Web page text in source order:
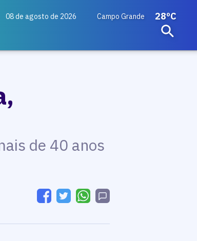
08 de agosto de 2026 Campo Grande 28ºC
de 40 anos